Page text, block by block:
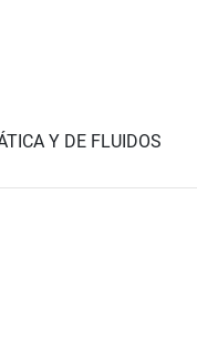
Y DE FLUIDOS